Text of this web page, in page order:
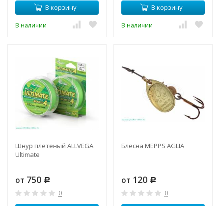
В корзину
В наличии
В корзину
В наличии
Шнур плетеный ALLVEGA
Ultimate
от 750 Р
0
Блесна MEPPS AGLIA
от 120 Р
0